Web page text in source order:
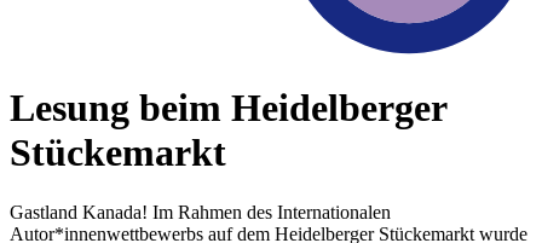
Lesung beim Heidelberger
Stückemarkt
Gastland Kanada! Im Rahmen des Internationalen
Autor*innenwettbewerbs auf dem Heidelberger Stückemarkt wurde